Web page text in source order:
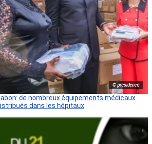
© présidence
de nombreux équipements médicaux
dans les hôpitaux